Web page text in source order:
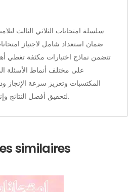
سلسلة امتحانات الثلاثي الثالث
ضمان استعداد شامل لاجتياز
تتضمن نماذج اختبارات مكثفة تغطي
على مختلف أنماط الأسئلة
المكتسبات وتعزيز سرعة الإنجاز
لتحقيق أفضل النتائج وإنهاء السنة الدراسية بتفوّق.
similaires